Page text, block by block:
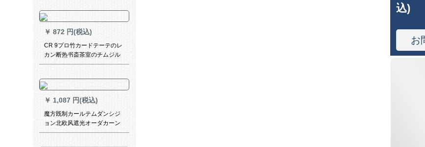
メトル/くつかの写真を撮りま
す。
￥ 872 円(税込)
CR 9プロ竹カードテーテのレ
カン断热书斎茶室のチムジル
バンと中风喷画のレンティン
￥ 1,087 円(税込)
魔方既制カールテムダンシジ
ョン北欧风遮光オーダカーン
ンンテン无の寝室リビリング
込)
お